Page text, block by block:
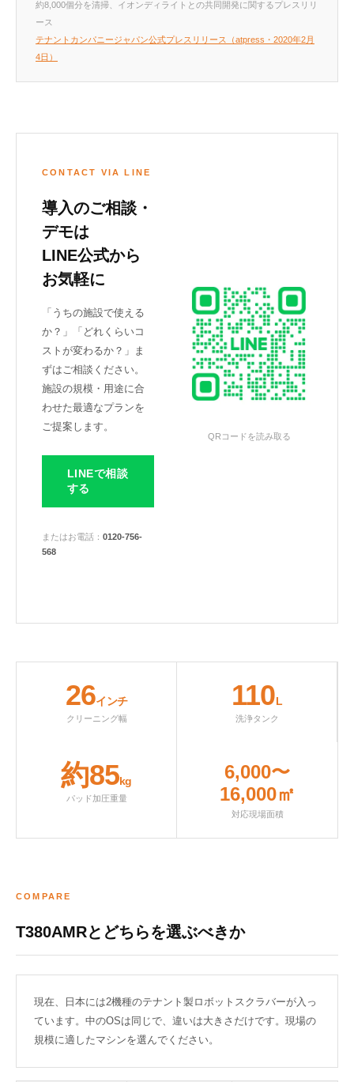
約8,000個分を清掃、イオンディライトとの共同開発に関するプレスリリ
ース
テナントカンパニージャパン公式プレスリリース（atpress・2020年2月
4日）
CONTACT VIA LINE
導入のご相談・
デモは
LINE公式から
お気軽に
「うちの施設で使える
か？」「どれくらいコ
ストが変わるか？」ま
ずはご相談ください。
施設の規模・用途に合
わせた最適なプランを
ご提案します。
LINEで相談
する
またはお電話： 0120-756-
568
QRコードを読み取る
26インチ
クリーニング幅
110L
洗浄タンク
約85kg
パッド加圧重量
6,000〜
16,000㎡
対応現場面積
COMPARE
T380AMRとどちらを選ぶべきか
現在、日本には2機種のテナント製ロボットスクラバーが入っ
ています。中のOSは同じで、違いは大きさだけです。現場の
規模に適したマシンを選んでください。